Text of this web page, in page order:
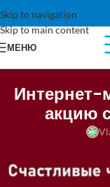
Skip to navigation
Skip to main content
МЕНЮ
Интернет-
акцию
Новая акция
радует нас подборкой